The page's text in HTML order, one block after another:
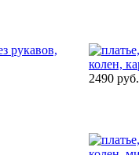
2490 руб.